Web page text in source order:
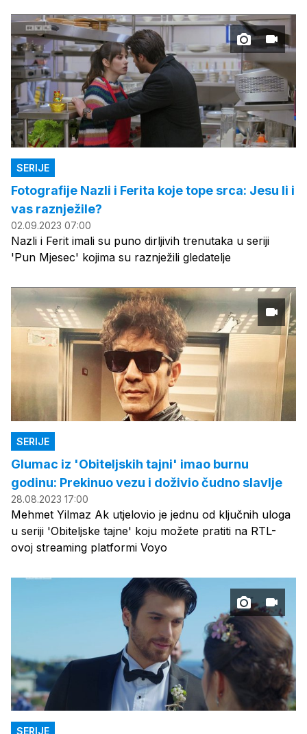
SERIJE
Fotografije Nazli i Ferita koje tope srca: Jesu li i
vas raznježile?
02.09.2023 07:00
Nazli i Ferit imali su puno dirljivih trenutaka u seriji
'Pun Mjesec' kojima su raznježili gledatelje
SERIJE
Glumac iz 'Obiteljskih tajni' imao burnu
godinu: Prekinuo vezu i doživio čudno slavlje
28.08.2023 17:00
Mehmet Yilmaz Ak utjelovio je jednu od ključnih uloga
u seriji 'Obiteljske tajne' koju možete pratiti na RTL-
ovoj streaming platformi Voyo
SERIJE